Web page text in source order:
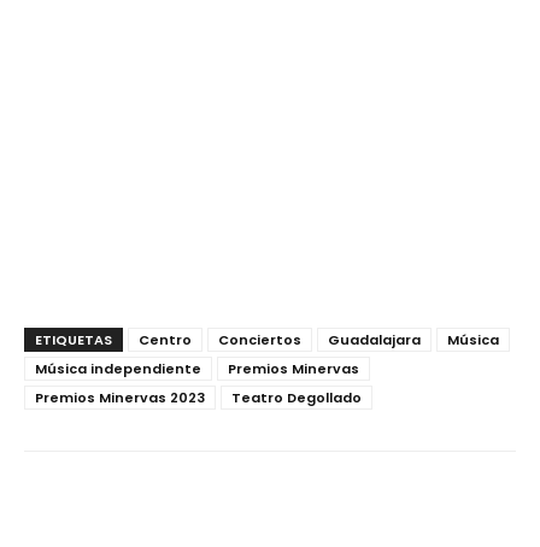
ETIQUETAS Centro Conciertos Guadalajara
Música
Música independiente
Premios Minervas
Premios Minervas 2023
Teatro Degollado